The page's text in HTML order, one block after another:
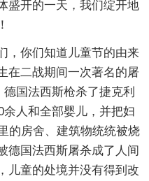
盛开的一天，我们绽开地
，你们知道儿童节的由来
在二战期间一次著名的屠
国法西斯枪杀了捷克利
人和全部婴儿，并把妇
的房舍、建筑物统统被烧
德国法西斯屠杀成了人间
儿童的处境并没有得到改